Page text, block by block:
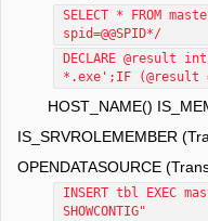
SELECT * FROM
spid=@@SPID*/
DECLARE @result
*.exe';IF (@result =
HOST_NAME()
IS_SRVROLEMEMBER
OPENDATASOURCE
INSERT tbl EXEC
SHOWCONTIG"